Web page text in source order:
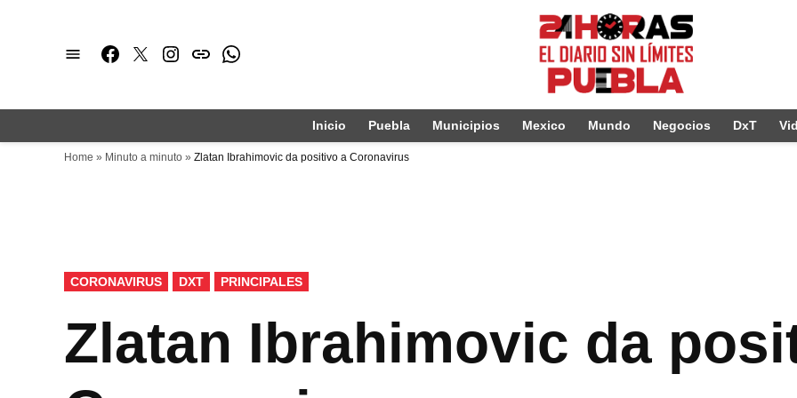
Facebook
TwitterInstagram
issuuWhatsapp
Inicio Puebla Municipios Mexico Mundo Negocios DxT
Home » Minuto a minuto » Zlatan Ibrahimovic da positivo a Coronavirus
PUBLICADO
EN
CORONAVIRUS DXT PRINCIPALES
Zlatan Ibrahimovic da